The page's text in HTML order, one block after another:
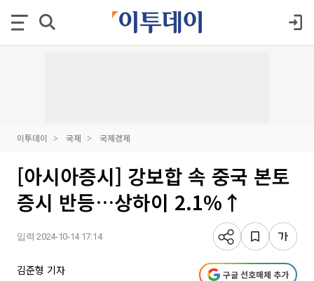
이투데이 국제 국제경제
[아시아증시] 강보합 속 중국 본토
증시 반등…상하이 2.1%↑
입력 2024-10-14 17:14
김준형 기자 구글 선호매체 추가